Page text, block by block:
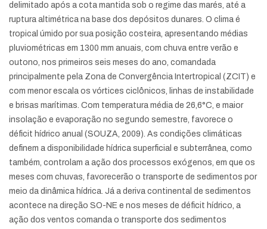
delimitado após a cota mantida sob o regime das marés, até a
ruptura altimétrica na base dos depósitos dunares. O clima é
tropical úmido por sua posição costeira, apresentando médias
pluviométricas em 1300 mm anuais, com chuva entre verão e
outono, nos primeiros seis meses do ano, comandada
principalmente pela Zona de Convergência Intertropical (ZCIT) e
com menor escala os vórtices ciclônicos, linhas de instabilidade
e brisas marítimas. Com temperatura média de 26,6°C, e maior
insolação e evaporação no segundo semestre, favorece o
déficit hídrico anual (SOUZA, 2009). As condições climáticas
definem a disponibilidade hídrica superficial e subterrânea, como
também, controlam a ação dos processos exógenos, em que os
meses com chuvas, favorecerão o transporte de sedimentos por
meio da dinâmica hídrica. Já a deriva continental de sedimentos
acontece na direção SO-NE e nos meses de déficit hídrico, a
ação dos ventos comanda o transporte dos sedimentos